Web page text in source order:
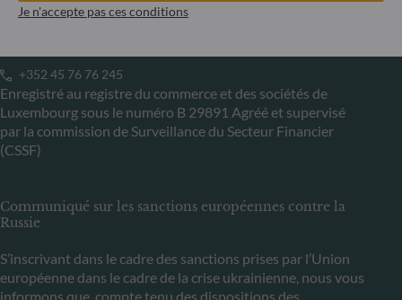
6, rue Gabriel Lippmann
+352 45 76 76 245
Enregistré au registre du commerce et des sociétés de
Luxembourg sous le numéro B 29891 Agréé et supervisé
par la commission de Surveillance du Secteur Financier
(CSSF)
Communiqué sur les sanctions européennes contre la
Russie
S’inscrivant dans le cadre des sanctions prises par l’Union
européenne dans le cadre de la crise ukrainienne, nous vous
informons que, compte tenu des dispositions des
Je n'accepte pas ces conditions